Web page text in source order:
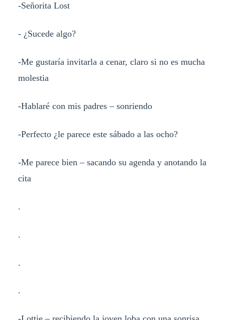
-Señorita Lost
- ¿Sucede algo?
-Me gustaría invitarla a cenar, claro si no es mucha
molestia
-Hablaré con mis padres – sonriendo
-Perfecto ¿le parece este sábado a las ocho?
-Me parece bien – sacando su agenda y anotando la
cita
.
.
.
.